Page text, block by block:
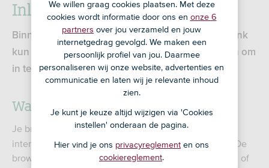
Inloggen met browsercode
Binnen de beveiligde omgeving van Mijn RegioBank
kun je je bankzaken regelen. Een van de manieren om
in te loggen is met browsercode.
Wat is een browsercode?
Je browser is het programma dat je gebruikt om te
internetten. Zoals Mozilla Firefox of Google Chrome. De
browser in combinatie met je computer, laptop, tablet, of
We willen graag cookies plaatsen. Met deze
cookies wordt informatie door ons en onze 6
partners over jou verzameld en jouw
internetgedrag gevolgd. We maken een
persoonlijk profiel van jou. Daarmee
personaliseren wij onze website, advertenties en
communicatie en laten wij je relevante inhoud
zien.
Je kunt je keuze altijd wijzigen via 'Cookies
instellen' onderaan de pagina.
Hier vind je ons privacyreglement en ons
cookiereglement.